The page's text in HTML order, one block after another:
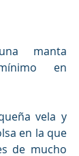
manta
en
vela y
en la que
de mucho